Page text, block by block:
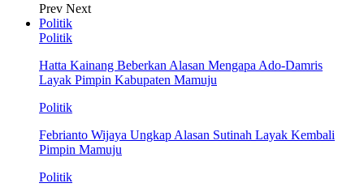
Prev Next
Politik
Politik
Hatta Kainang Beberkan Alasan Mengapa Ado-Damris
Layak Pimpin Kabupaten Mamuju
Politik
Febrianto Wijaya Ungkap Alasan Sutinah Layak Kembali
Pimpin Mamuju
Politik